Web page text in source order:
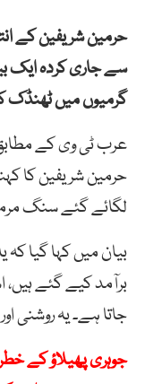
حرمین شریفین کے
سے جاری کردہ ایک
گرمیوں میں ٹھنڈک
عرب ٹی وی کے مطابق
حرمین شریفین کا
لگائے گئے سنگ
بیان میں کہا گیا
برآمد کیے گئے
جاتا ہے۔ یہ روشنی
جوہری پھیلاؤ کے